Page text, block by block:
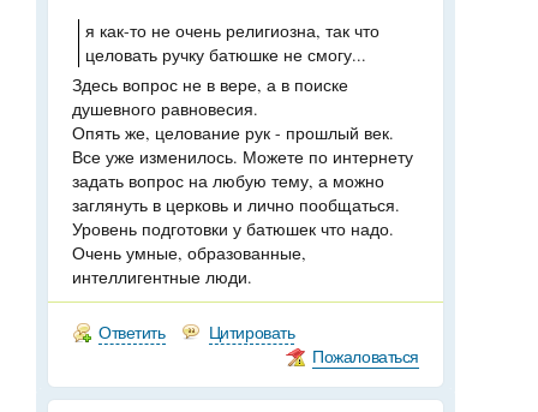
я как-то не очень религиозна, так что
целовать ручку батюшке не смогу...
Здесь вопрос не в вере, а в поиске
душевного равновесия.
Опять же, целование рук - прошлый век.
Все уже изменилось. Можете по интернету
задать вопрос на любую тему, а можно
заглянуть в церковь и лично пообщаться.
Уровень подготовки у батюшек что надо.
Очень умные, образованные,
интеллигентные люди.
Ответить
Цитировать
Пожаловаться